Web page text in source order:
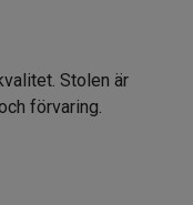
Stolen är
förvaring.